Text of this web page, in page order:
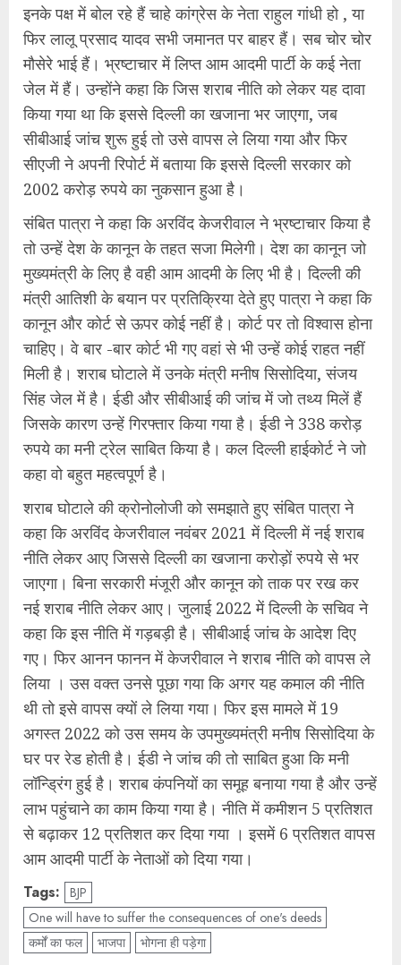
इनके पक्ष में बोल रहे हैं चाहे कांग्रेस के नेता राहुल गांधी हो , या
फिर लालू प्रसाद यादव सभी जमानत पर बाहर हैं। सब चोर चोर
मौसेरे भाई हैं। भ्रष्टाचार में लिप्त आम आदमी पार्टी के कई नेता
जेल में हैं। उन्होंने कहा कि जिस शराब नीति को लेकर यह दावा
किया गया था कि इससे दिल्ली का खजाना भर जाएगा, जब
सीबीआई जांच शुरू हुई तो उसे वापस ले लिया गया और फिर
सीएजी ने अपनी रिपोर्ट में बताया कि इससे दिल्ली सरकार को
2002 करोड़ रुपये का नुकसान हुआ है।
संबित पात्रा ने कहा कि अरविंद केजरीवाल ने भ्रष्टाचार किया है
तो उन्हें देश के कानून के तहत सजा मिलेगी। देश का कानून जो
मुख्यमंत्री के लिए है वही आम आदमी के लिए भी है। दिल्ली की
मंत्री आतिशी के बयान पर प्रतिक्रिया देते हुए पात्रा ने कहा कि
कानून और कोर्ट से ऊपर कोई नहीं है। कोर्ट पर तो विश्वास होना
चाहिए। वे बार -बार कोर्ट भी गए वहां से भी उन्हें कोई राहत नहीं
मिली है। शराब घोटाले में उनके मंत्री मनीष सिसोदिया, संजय
सिंह जेल में है। ईडी और सीबीआई की जांच में जो तथ्य मिलें हैं
जिसके कारण उन्हें गिरफ्तार किया गया है। ईडी ने 338 करोड़
रुपये का मनी ट्रेल साबित किया है। कल दिल्ली हाईकोर्ट ने जो
कहा वो बहुत महत्वपूर्ण है।
शराब घोटाले की क्रोनोलोजी को समझाते हुए संबित पात्रा ने
कहा कि अरविंद केजरीवाल नवंबर 2021 में दिल्ली में नई शराब
नीति लेकर आए जिससे दिल्ली का खजाना करोड़ों रुपये से भर
जाएगा। बिना सरकारी मंजूरी और कानून को ताक पर रख कर
नई शराब नीति लेकर आए। जुलाई 2022 में दिल्ली के सचिव ने
कहा कि इस नीति में गड़बड़ी है। सीबीआई जांच के आदेश दिए
गए। फिर आनन फानन में केजरीवाल ने शराब नीति को वापस ले
लिया । उस वक्त उनसे पूछा गया कि अगर यह कमाल की नीति
थी तो इसे वापस क्यों ले लिया गया। फिर इस मामले में 19
अगस्त 2022 को उस समय के उपमुख्यमंत्री मनीष सिसोदिया के
घर पर रेड होती है। ईडी ने जांच की तो साबित हुआ कि मनी
लॉन्ड्रिंग हुई है। शराब कंपनियों का समूह बनाया गया है और उन्हें
लाभ पहुंचाने का काम किया गया है। नीति में कमीशन 5 प्रतिशत
से बढ़ाकर 12 प्रतिशत कर दिया गया । इसमें 6 प्रतिशत वापस
आम आदमी पार्टी के नेताओं को दिया गया।
Tags: BJP
One will have to suffer the consequences of one's deeds
कर्मों का फल
भाजपा भोगना ही पड़ेगा